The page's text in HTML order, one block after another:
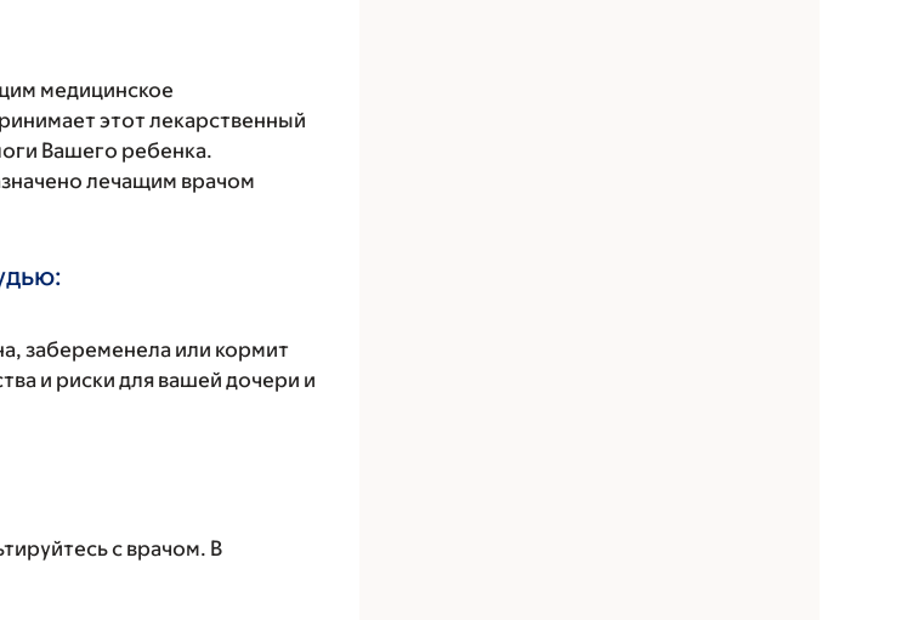
медицинское
этот лекарственный
Вашего ребенка.
лечащим врачом
забеременела или кормит
и риски для вашей дочери и
с врачом. В